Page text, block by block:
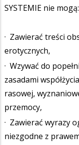
SYSTEMIE nie mogą:
· Zawierać treści
erotycznych,
· Wzywać do
zasadami
rasowej,
przemocy,
· Zawierać wyrazy
niezgodne z